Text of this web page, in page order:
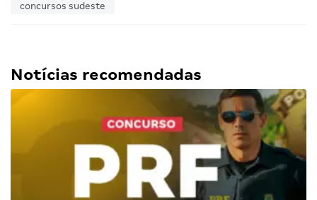
concursos sudeste
Notícias recomendadas